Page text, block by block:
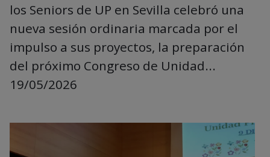
los Seniors de UP en Sevilla celebró una
nueva sesión ordinaria marcada por el
impulso a sus proyectos, la preparación
del próximo Congreso de Unidad...
19/05/2026